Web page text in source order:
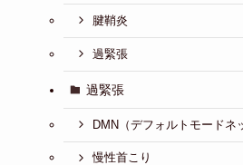
腱鞘炎
過緊張
過緊張
DMN（デフォルトモードネ
慢性首こり